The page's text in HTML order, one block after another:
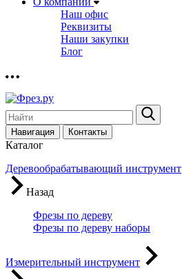
Наш офис
Реквизиты
Наши закупки
Блог
Навигация Контакты
Каталог
Деревообрабатывающий инструмент
Назад
Фрезы по дереву
Фрезы по дереву наборы
Измерительный инструмент